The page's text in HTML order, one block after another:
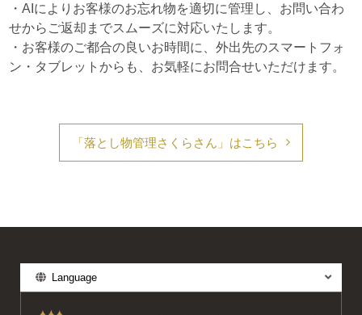
地図から地域を選択してください
・AIによりお客様のお忘れ物を適切に管理し、お問い合わ
せからご返却までスムーズに対応いたします。
・お客様のご都合の良いお時間に、外出先のスマートフォ
ン・タブレットからも、お気軽にお問合せいただけます。
「落とし物管理さくらさん」はこちら
Language
ホテルビスタメンバーズクラブ
採用情報
利用規約/ポリシー